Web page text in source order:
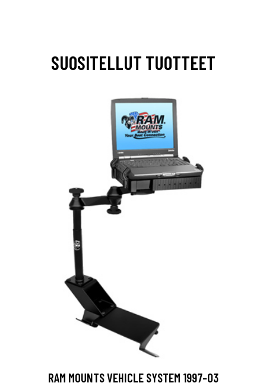
SUOSITELLUT TUOTTEET
RAM MOUNTS VEHICLE SYSTEM 1997-03